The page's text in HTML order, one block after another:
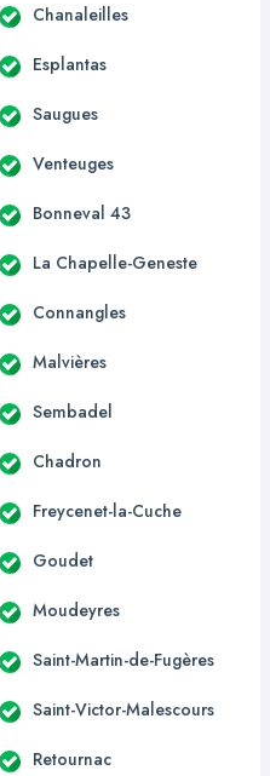
Chanaleilles
Esplantas
Saugues
Venteuges
Bonneval 43
La Chapelle-Geneste
Connangles
Malvières
Sembadel
Chadron
Freycenet-la-Cuche
Goudet
Moudeyres
Saint-Martin-de-Fugères
Saint-Victor-Malescours
Retournac